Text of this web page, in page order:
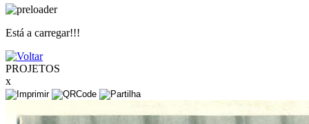
Está a carregar!!!
PROJETOS
x